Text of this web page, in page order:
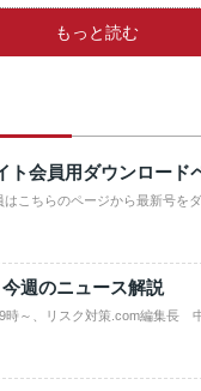
もっと読む
ト会員用ダウンロード
こちらのページから最新号を
週のニュース解説
時～、リスク対策.com編集長